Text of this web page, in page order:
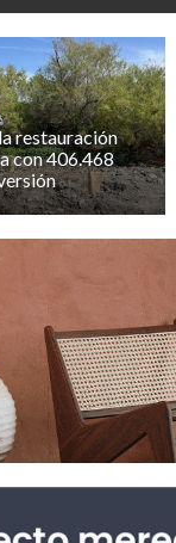
restauración
con 406.468